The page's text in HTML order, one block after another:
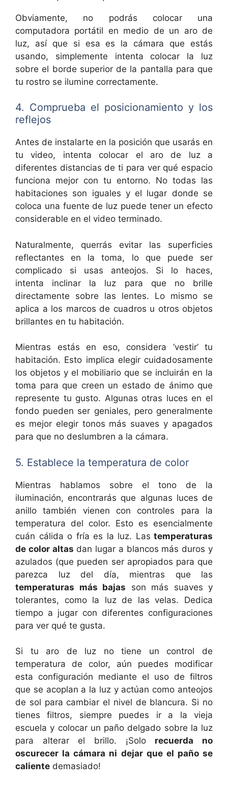
Obviamente, no podrás colocar una
computadora portátil en medio de un aro de
luz, así que si esa es la cámara que estás
usando, simplemente intenta colocar la luz
sobre el borde superior de la pantalla para que
tu rostro se ilumine correctamente.
4. Comprueba el posicionamiento y los
reflejos
Antes de instalarte en la posición que usarás en
tu video, intenta colocar el aro de luz a
diferentes distancias de ti para ver qué espacio
funciona mejor con tu entorno. No todas las
habitaciones son iguales y el lugar donde se
coloca una fuente de luz puede tener un efecto
considerable en el video terminado.
Naturalmente, querrás evitar las superficies
reflectantes en la toma, lo que puede ser
complicado si usas anteojos. Si lo haces,
intenta inclinar la luz para que no brille
directamente sobre las lentes. Lo mismo se
aplica a los marcos de cuadros u otros objetos
brillantes en tu habitación.
Mientras estás en eso, considera ‘vestir’ tu
habitación. Esto implica elegir cuidadosamente
los objetos y el mobiliario que se incluirán en la
toma para que creen un estado de ánimo que
represente tu gusto. Algunas otras luces en el
fondo pueden ser geniales, pero generalmente
es mejor elegir tonos más suaves y apagados
para que no deslumbren a la cámara.
5. Establece la temperatura de color
Mientras hablamos sobre el tono de la
iluminación, encontrarás que algunas luces de
anillo también vienen con controles para la
temperatura del color. Esto es esencialmente
cuán cálida o fría es la luz. Las temperaturas
de color altas dan lugar a blancos más duros y
azulados (que pueden ser apropiados para que
parezca luz del día, mientras que las
temperaturas más bajas son más suaves y
tolerantes, como la luz de las velas. Dedica
tiempo a jugar con diferentes configuraciones
para ver qué te gusta.
Si tu aro de luz no tiene un control de
temperatura de color, aún puedes modificar
esta configuración mediante el uso de filtros
que se acoplan a la luz y actúan como anteojos
de sol para cambiar el nivel de blancura. Si no
tienes filtros, siempre puedes ir a la vieja
escuela y colocar un paño delgado sobre la luz
para alterar el brillo. ¡Solo recuerda no
oscurecer la cámara ni dejar que el paño se
caliente demasiado!